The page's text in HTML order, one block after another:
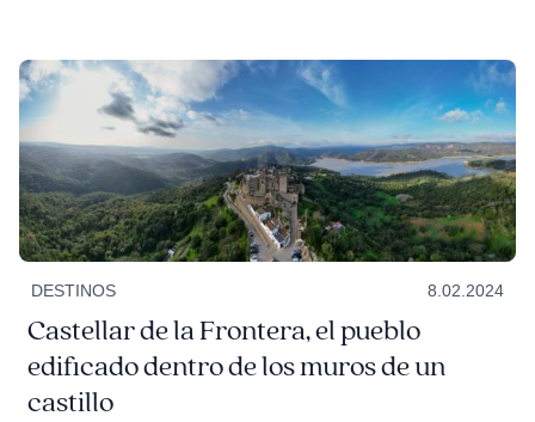
DESTINOS 8.02.2024
Castellar de la Frontera, el pueblo
edificado dentro de los muros de un
castillo